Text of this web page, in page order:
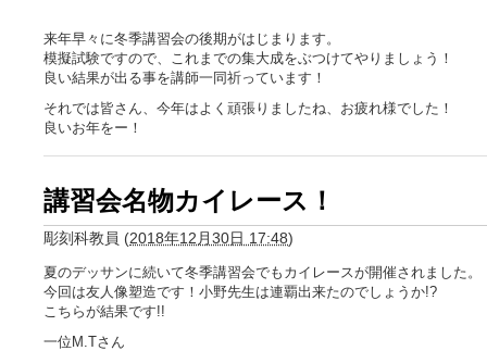
来年早々に冬季講習会の後期がはじまります。
模擬試験ですので、これまでの集大成をぶつけてやりましょう！
良い結果が出る事を講師一同祈っています！
それでは皆さん、今年はよく頑張りましたね、お疲れ様でした！
良いお年をー！
講習会名物カイレース！
彫刻科教員 (2018年12月30日 17:48)
夏のデッサンに続いて冬季講習会でもカイレースが開催されました。
今回は友人像塑造です！小野先生は連覇出来たのでしょうか!?
こちらが結果です!!
一位M.Tさん